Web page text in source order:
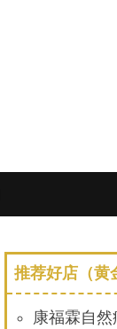
推荐好店（黄
康福霖自